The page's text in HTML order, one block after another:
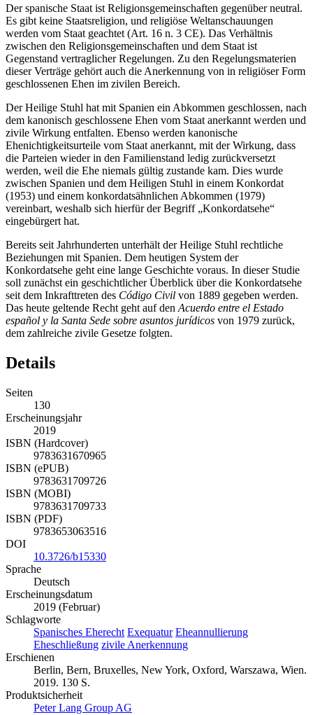
Der spanische Staat ist Religionsgemeinschaften gegenüber neutral.
Es gibt keine Staatsreligion, und religiöse Weltanschauungen
werden vom Staat geachtet (Art. 16 n. 3 CE). Das Verhältnis
zwischen den Religionsgemeinschaften und dem Staat ist
Gegenstand vertraglicher Regelungen. Zu den Regelungsmaterien
dieser Verträge gehört auch die Anerkennung von in religiöser Form
geschlossenen Ehen im zivilen Bereich.
Der Heilige Stuhl hat mit Spanien ein Abkommen geschlossen, nach
dem kanonisch geschlossene Ehen vom Staat anerkannt werden und
zivile Wirkung entfalten. Ebenso werden kanonische
Ehenichtigkeitsurteile vom Staat anerkannt, mit der Wirkung, dass
die Parteien wieder in den Familienstand ledig zurückversetzt
werden, weil die Ehe niemals gültig zustande kam. Dies wurde
zwischen Spanien und dem Heiligen Stuhl in einem Konkordat
(1953) und einem konkordatsähnlichen Abkommen (1979)
vereinbart, weshalb sich hierfür der Begriff „Konkordatsehe“
eingebürgert hat.
Bereits seit Jahrhunderten unterhält der Heilige Stuhl rechtliche
Beziehungen mit Spanien. Dem heutigen System der
Konkordatsehe geht eine lange Geschichte voraus. In dieser Studie
soll zunächst ein geschichtlicher Überblick über die Konkordatsehe
seit dem Inkrafttreten des Código Civil von 1889 gegeben werden.
Das heute geltende Recht geht auf denAcuerdo entre el Estado
español y la Santa Sede sobre asuntos jurídicos von 1979 zurück,
dem zahlreiche zivile Gesetze folgten.
Details
Seiten
130
Erscheinungsjahr
2019
ISBN (Hardcover)
9783631670965
ISBN (ePUB)
9783631709726
ISBN (MOBI)
9783631709733
ISBN (PDF)
9783653063516
DOI
10.3726/b15330
Sprache
Deutsch
Erscheinungsdatum
2019 (Februar)
Schlagworte
Spanisches Eherecht Exequatur Eheannullierung
Eheschließung zivile Anerkennung
Erschienen
Berlin, Bern, Bruxelles, New York, Oxford, Warszawa, Wien.
2019. 130 S.
Produktsicherheit
Peter Lang Group AG